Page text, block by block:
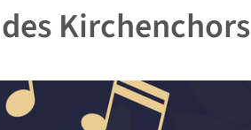
Kirchenchors